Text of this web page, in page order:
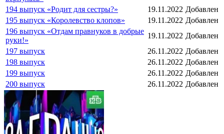
194 выпуск «Родит для сестры?»
19.11.2022 Добавлен
195 выпуск «Королевство клопов»
19.11.2022 Добавлен
196 выпуск «Отдам правнуков в добрые
руки!»
19.11.2022 Добавлен
197 выпуск
26.11.2022 Добавлен
198 выпуск
26.11.2022 Добавлен
199 выпуск
26.11.2022 Добавлен
200 выпуск
26.11.2022 Добавлен